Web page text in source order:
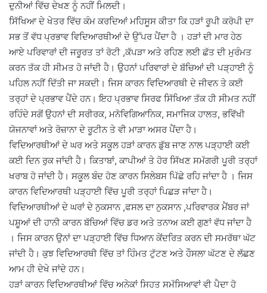
ਦੁਨੀਆਂ ਵਿੱਚ ਦੇਖਣ ਨੂੰ ਨਹੀਂ ਮਿਲਦੀ।
ਸਿੱਖਿਆ ਦੇ ਖੇਤਰ ਵਿੱਚ ਕੰਮ ਕਰਦਿਆਂ ਮਹਿਸੂਸ ਕੀਤਾ ਕਿ ਹੜਾਂ ਰੂਪੀ ਕਰੋਪੀ ਦਾ
ਸਭ ਤੋਂ ਵੱਧ ਪ੍ਰਭਾਵ ਵਿਦਿਆਰਥੀਆਂ ਦੇ ਉੱਪਰ ਪੈਂਦਾ ਹੈ । ਹੜਾਂ ਦੀ ਮਾਰ ਹੇਠ
ਆਏ ਪਰਿਵਾਰਾਂ ਦੀ ਜਰੂਰਤ ਤਾਂ ਰੋਟੀ ,ਕੱਪੜਾ ਅਤੇ ਰਹਿਣ ਲਈ ਛੱਤ ਦੀ ਮੁਰੰਮਤ
ਕਰਨ ਤੱਕ ਹੀ ਸੀਮਤ ਹੋ ਜਾਂਦੀ ਹੈ। ਉਹਨਾਂ ਪਰਿਵਾਰਾਂ ਦੇ ਬੱਚਿਆਂ ਦੀ ਪੜ੍ਹਾਈ ਨੂੰ
ਪਹਿਲ ਨਹੀਂ ਦਿੱਤੀ ਜਾ ਸਕਦੀ। ਜਿਸ ਕਾਰਨ ਵਿਦਿਆਰਥੀ ਦੇ ਜੀਵਨ ਤੇ ਕਈ
ਤਰ੍ਹਾਂ ਦੇ ਪ੍ਰਭਾਵ ਪੈਂਦੇ ਹਨ। ਇਹ ਪ੍ਰਭਾਵ ਸਿਰਫ ਸਿੱਖਿਆ ਤੱਕ ਹੀ ਸੀਮਤ ਨਹੀਂ
ਰਹਿੰਦੇ ਸਗੋਂ ਉਹਨਾਂ ਦੀ ਸਰੀਰਕ, ਮਨੋਵਿਗਿਆਨਿਕ, ਸਮਾਜਿਕ ਹਾਲਤ, ਭਵਿੱਖੀ
ਯੋਜਨਾਵਾਂ ਅਤੇ ਰੋਜ਼ਾਨਾ ਦੇ ਰੂਟੀਨ ਤੇ ਵੀ ਮਾੜਾ ਅਸਰ ਪੈਂਦਾ ਹੈ।
ਵਿਦਿਆਰਥੀਆਂ ਦੇ ਘਰ ਅਤੇ ਸਕੂਲ ਹੜਾਂ ਕਾਰਨ ਡੁੱਬ ਜਾਣ ਨਾਲ ਪੜ੍ਹਾਈ ਕਈ
ਕਈ ਦਿਨ ਰੁਕ ਜਾਂਦੀ ਹੈ। ਕਿਤਾਬਾਂ, ਕਾਪੀਆਂ ਤੇ ਹੋਰ ਸਿੱਖਣ ਸਮੱਗਰੀ ਪੂਰੀ ਤਰ੍ਹਾਂ
ਖਰਾਬ ਹੋ ਜਾਂਦੀ ਹੈ। ਸਕੂਲ ਬੰਦ ਹੋਣ ਕਾਰਨ ਸਿਲੇਬਸ ਪਿੱਛੇ ਰਹਿ ਜਾਂਦਾ ਹੈ । ਜਿਸ
ਕਾਰਨ ਵਿਦਿਆਰਥੀ ਪੜ੍ਹਾਈ ਵਿੱਚ ਪੂਰੀ ਤਰ੍ਹਾਂ ਪਿਛੜ ਜਾਂਦਾ ਹੈ।
ਵਿਦਿਆਰਥੀਆਂ ਦੇ ਘਰਾਂ ਦੇ ਨੁਕਸਾਨ ,ਫਸਲ ਦਾ ਨੁਕਸਾਨ ,ਪਰਿਵਾਰਕ ਮੈਂਬਰ ਜਾਂ
ਪਸ਼ੂਆਂ ਦੀ ਹਾਨੀ ਕਾਰਨ ਬੱਚਿਆਂ ਵਿੱਚ ਡਰ ਅਤੇ ਤਨਾਅ ਕਈ ਗੁਣਾਂ ਵੱਧ ਜਾਂਦਾ ਹੈ
। ਜਿਸ ਕਾਰਨ ਉਨਾਂ ਦਾ ਪੜ੍ਹਾਈ ਵਿੱਚ ਧਿਆਨ ਕੇਂਦਰਿਤ ਕਰਨ ਦੀ ਸਮਰੱਥਾ ਘੱਟ
ਜਾਂਦੀ ਹੈ। ਕੁਝ ਵਿਦਿਆਰਥੀ ਵਿੱਚ ਤਾਂ ਹਿੰਮਤ ਟੁੱਟਣ ਅਤੇ ਹੌਸਲਾ ਘੱਟਣ ਦੇ ਲੱਛਣ
ਆਮ ਹੀ ਦੇਖੇ ਜਾਂਦੇ ਹਨ।
ਹੜਾਂ ਕਾਰਨ ਵਿਦਿਆਰਥੀਆਂ ਵਿੱਚ ਅਨੇਕਾਂ ਸਿਹਤ ਸਮੱਸਿਆਵਾਂ ਵੀ ਪੈਦਾ ਹੋ